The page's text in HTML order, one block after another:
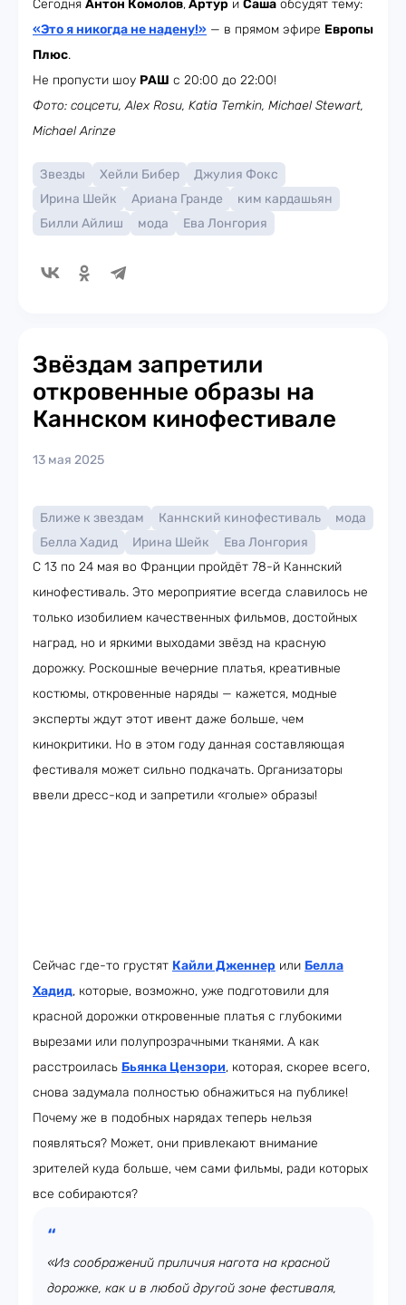
Сегодня Антон Комолов,Артур и Саша обсудят тему:
«Это я никогда не надену!» — в прямом эфире Европы
Плюс.
Не пропусти шоу РАШ с 20:00 до 22:00!
Фото: соцсети, Alex Rosu, Katia Temkin, Michael Stewart,
Michael Arinze
Звезды Хейли Бибер
Джулия Фокс
Ирина Шейк
Ариана Гранде
ким кардашьян
Билли Айлиш
мода Ева Лонгория
Звёздам запретили
откровенные образы на
Каннском кинофестивале
13 мая 2025
Ближе к звездам Каннский кинофестиваль
мода
Белла Хадид
Ирина Шейк
Ева Лонгория
С 13 по 24 мая во Франции пройдёт 78-й Каннский
кинофестиваль. Это мероприятие всегда славилось не
только изобилием качественных фильмов, достойных
наград, но и яркими выходами звёзд на красную
дорожку. Роскошные вечерние платья, креативные
костюмы, откровенные наряды — кажется, модные
эксперты ждут этот ивент даже больше, чем
кинокритики. Но в этом году данная составляющая
фестиваля может сильно подкачать. Организаторы
ввели дресс-код и запретили «голые» образы!
Сейчас где-то грустят Кайли Дженнер или Белла
Хадид, которые, возможно, уже подготовили для
красной дорожки откровенные платья с глубокими
вырезами или полупрозрачными тканями. А как
расстроилась Бьянка Цензори, которая, скорее всего,
снова задумала полностью обнажиться на публике!
Почему же в подобных нарядах теперь нельзя
появляться? Может, они привлекают внимание
зрителей куда больше, чем сами фильмы, ради которых
все собираются?
«Из соображений приличия нагота на красной
дорожке, как и в любой другой зоне фестиваля,